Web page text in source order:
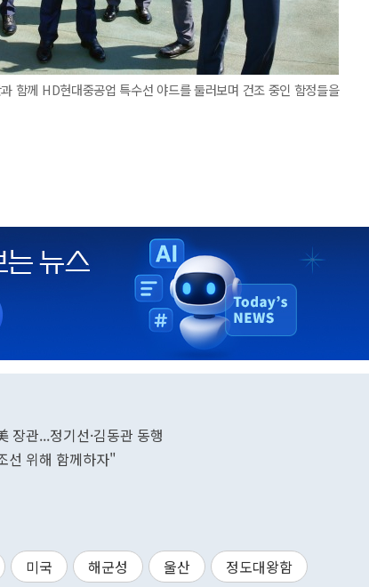
함께 HD현대중공업 특수선 야드를 둘러보며 건조 중인 함정들을
장관...정기선·김동관 동행
선 위해 함께하자"
미국 해군성 울산 정도대왕함